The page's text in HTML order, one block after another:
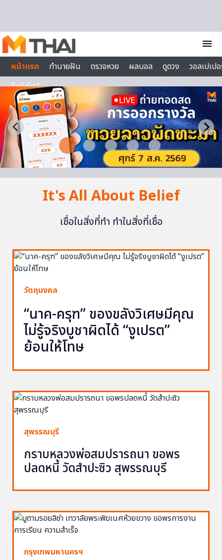
menu
หน้าแรก
ทำนายฝัน ตรวจหวย ผลบอล ดูดวง
วอลเปเป
ไลฟ์สไตล์
It's All About Belief
เชื่อในสิ่งที่ทำ ทำในสิ่งที่เชื่อ
วัตถุมงคล
“นาค-ครุฑ” ของขลังวิเศษมีคุณ
ไม่รู้จริงบูชาผิดได้ “งูเปรต”
ย้อนให้โทษ
สุพรรณบุรี
กราบหลวงพ่อสมปรารถนา ขอพร
ปลดหนี้ วัดสำปะซิว สุพรรณบุรี
กรุงเทพมหานครฯ